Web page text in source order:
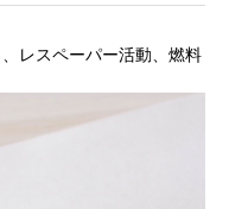
レスペーパー活動、燃料